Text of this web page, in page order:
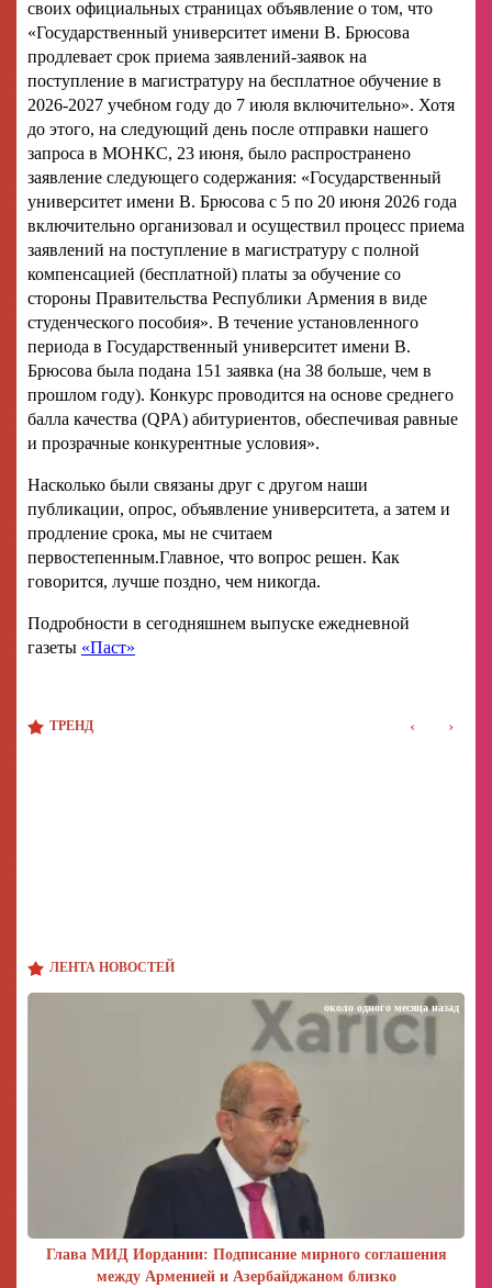
ЛЕНТА НОВОСТЕЙ
Глава МИД Иордании: Подписание мирного соглашения
между Арменией и Азербайджаном близко
около одного месяца назад
своих официальных страницах объявление о том, что
«Государственный университет имени В. Брюсова
продлевает срок приема заявлений-заявок на
поступление в магистратуру на бесплатное обучение в
2026-2027 учебном году до 7 июля включительно». Хотя
до этого, на следующий день после отправки нашего
запроса в МОНКС, 23 июня, было распространено
заявление следующего содержания: «Государственный
университет имени В. Брюсова с 5 по 20 июня 2026 года
включительно организовал и осуществил процесс приема
заявлений на поступление в магистратуру с полной
компенсацией (бесплатной) платы за обучение со
стороны Правительства Республики Армения в виде
студенческого пособия». В течение установленного
периода в Государственный университет имени В.
Брюсова была подана 151 заявка (на 38 больше, чем в
прошлом году). Конкурс проводится на основе среднего
балла качества (QPA) абитуриентов, обеспечивая равные
и прозрачные конкурентные условия».
Насколько были связаны друг с другом наши
публикации, опрос, объявление университета, а затем и
продление срока, мы не считаем
первостепенным.Главное, что вопрос решен. Как
говорится, лучше поздно, чем никогда.
Подробности в сегодняшнем выпуске ежедневной
газеты «Паст»
ТРЕНД ‹ ›